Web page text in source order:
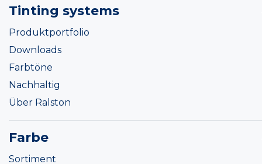
Tinting systems
Produktportfolio
Downloads
Farbtöne
Nachhaltig
Über Ralston
Farbe
Sortiment